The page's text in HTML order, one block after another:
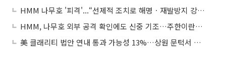
HMM 나무호 '피격'...“선제적 조치로 해명ㆍ재발방지 강력 요구해야”
HMM, 나무호 외부 공격 확인에도 신중 기조…주한이란대사도 침묵
美 클래리티 법안 연내 통과 가능성 13%…상원 문턱서 제동